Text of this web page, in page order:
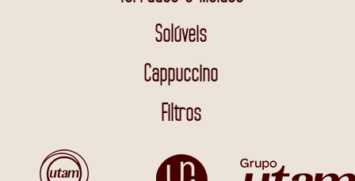
Solúveis
Cappuccino
Filtros